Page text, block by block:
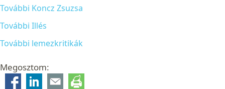
További Koncz Zsuzsa
További Illés
További lemezkritikák
Megosztom: